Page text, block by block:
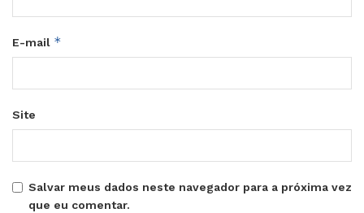
E-mail *
Site
Salvar meus dados neste navegador para a próxima vez
que eu comentar.